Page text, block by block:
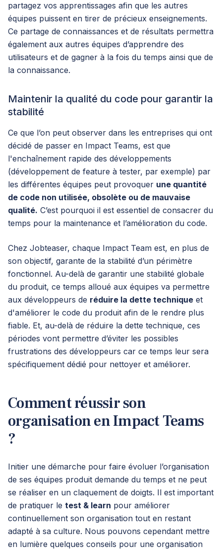
partagez vos apprentissages afin que les autres
équipes puissent en tirer de précieux enseignements.
Ce partage de connaissances et de résultats permettra
également aux autres équipes d’apprendre des
utilisateurs et de gagner à la fois du temps ainsi que de
la connaissance.
Maintenir la qualité du code pour garantir la
stabilité
Ce que l’on peut observer dans les entreprises qui ont
décidé de passer en Impact Teams, est que
l'enchaînement rapide des développements
(développement de feature à tester, par exemple) par
les différentes équipes peut provoquer une quantité
de code non utilisée, obsolète ou de mauvaise
qualité. C’est pourquoi il est essentiel de consacrer du
temps pour la maintenance et l’amélioration du code.
Chez Jobteaser, chaque Impact Team est, en plus de
son objectif, garante de la stabilité d’un périmètre
fonctionnel. Au-delà de garantir une stabilité globale
du produit, ce temps alloué aux équipes va permettre
aux développeurs de réduire la dette technique et
d'améliorer le code du produit afin de le rendre plus
fiable. Et, au-delà de réduire la dette technique, ces
périodes vont permettre d’éviter les possibles
frustrations des développeurs car ce temps leur sera
spécifiquement dédié pour nettoyer et améliorer.
Comment réussir son
organisation en Impact Teams
?
Initier une démarche pour faire évoluer l’organisation
de ses équipes produit demande du temps et ne peut
se réaliser en un claquement de doigts. Il est important
de pratiquer le test & learn pour améliorer
continuellement son organisation tout en restant
adapté à sa culture. Nous pouvons cependant mettre
en lumière quelques conseils pour une organisation